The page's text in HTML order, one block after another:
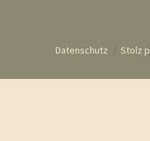
Datenschutz Stolz